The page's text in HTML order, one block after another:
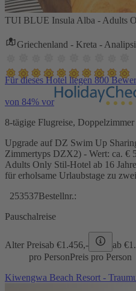
TUI BLUE Insula Alba - Adults
Griechenland - Kreta -
Für dieses Hotel liegen 800
von 84% vor
8-tägige Flugreise,
Upgrade auf DZ Swim Up
Zimmertyps DZX2) - Wert: ca. €
Adults Only Stil-Hotel ab 16
für erholsame Urlaubstage zu
253537Bestellnr.:
Pauschalreise
Alter Preisab €1.456,- ab €
pro PersonPreis pro Person
Kiwengwa Beach Resort -